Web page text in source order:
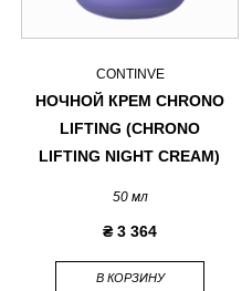
CONTINVE
НОЧНОЙ КРЕМ CHRONO
LIFTING (CHRONO
LIFTING NIGHT CREAM)
50 мл
₴ 3 364
В КОРЗИНУ